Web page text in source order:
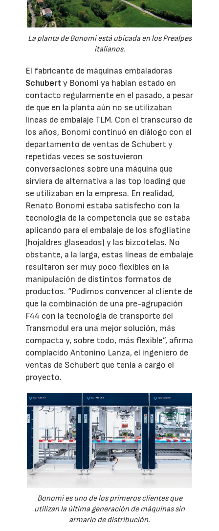
La planta de Bonomi está ubicada en los Prealpes
italianos.
El fabricante de máquinas embaladoras
Schubert y Bonomi ya habían estado en
contacto regularmente en el pasado, a pesar
de que en la planta aún no se utilizaban
líneas de embalaje TLM. Con el transcurso de
los años, Bonomi continuó en diálogo con el
departamento de ventas de Schubert y
repetidas veces se sostuvieron
conversaciones sobre una máquina que
sirviera de alternativa a las top loading que
se utilizaban en la empresa. En realidad,
Renato Bonomi estaba satisfecho con la
tecnología de la competencia que se estaba
aplicando para el embalaje de los sfogliatine
(hojaldres glaseados) y las bizcotelas. No
obstante, a la larga, estas líneas de embalaje
resultaron ser muy poco flexibles en la
manipulación de distintos formatos de
productos. “Pudimos convencer al cliente de
que la combinación de una pre-agrupación
F44 con la tecnología de transporte del
Transmodul era una mejor solución, más
compacta y, sobre todo, más flexible”, afirma
complacido Antonino Lanza, el ingeniero de
ventas de Schubert que tenía a cargo el
proyecto.
Bonomi es uno de los primeros clientes que
utilizan la última generación de máquinas sin
armario de distribución.